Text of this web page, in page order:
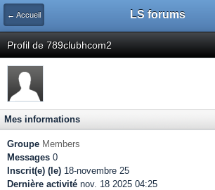
← Accueil LS forums
Profil de 789clubhcom2
Mes informations
Groupe Members
Messages 0
Inscrit(e) (le) 18-novembre 25
Dernière activité nov. 18 2025 04:25